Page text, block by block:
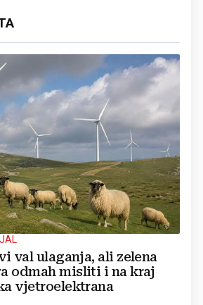
val ulaganja, ali zelena
odmah misliti i na kraj
vjetroelektrana